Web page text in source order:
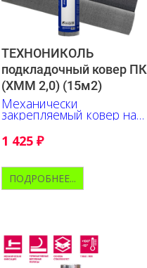
ТЕХНОНИКОЛЬ
подкладочный ковер ПК
(ХММ 2,0) (15м2)
Механически
закрепляемый ковер на
основе стеклохолста.
Бюджетное решение.
1 425 ₽
ПОДРОБНЕЕ...